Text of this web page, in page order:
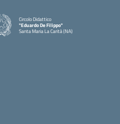
Circolo Didattico
"Eduardo De Filippo"
Santa Maria La Carità (NA)